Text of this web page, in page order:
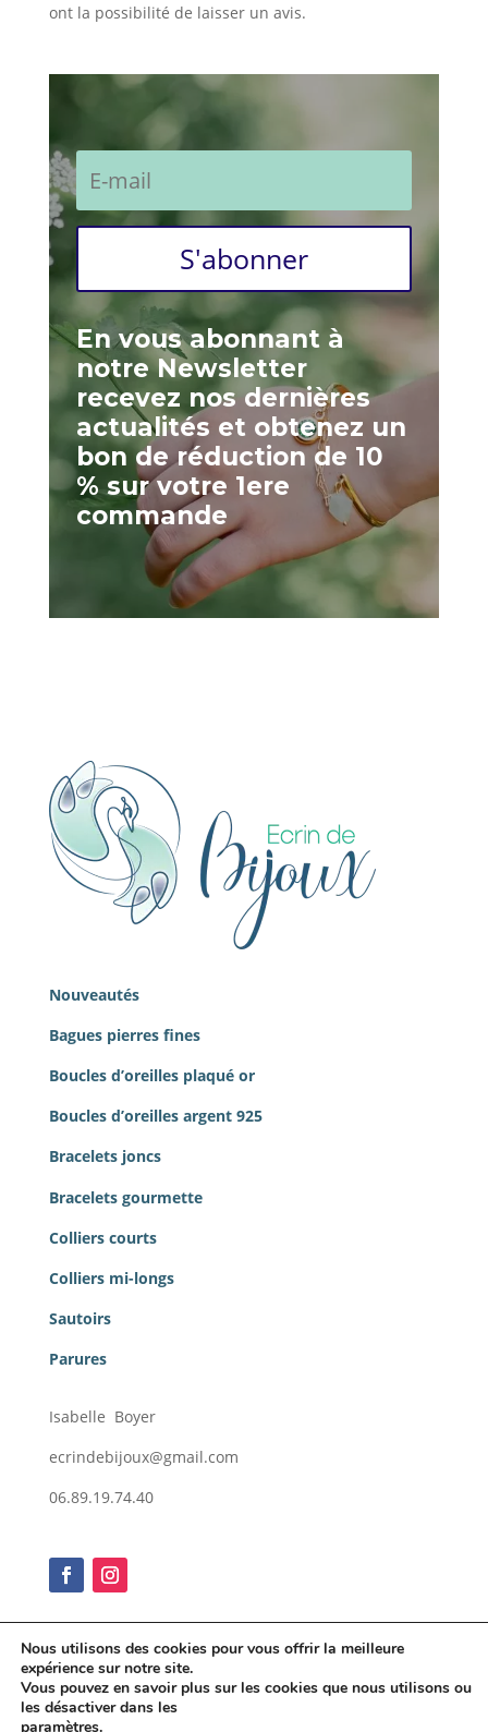
ont la possibilité de laisser un avis.
S'abonner
En vous abonnant à
notre Newsletter
recevez nos dernières
actualités et obtenez un
bon de réduction de 10
% sur votre 1ere
commande
Nouveautés
Bagues pierres fines
Boucles d’oreilles plaqué or
Boucles d’oreilles argent 925
Bracelets joncs
Bracelets gourmette
Colliers courts
Colliers mi-longs
Sautoirs
Parures
Isabelle Boyer
ecrindebijoux@gmail.com
06.89.19.74.40
Conditions générales de vente
Nous utilisons des cookies pour vous offrir la meilleure
expérience sur notre site.
Vous pouvez en savoir plus sur les cookies que nous utilisons ou
les désactiver dans les
paramètres.